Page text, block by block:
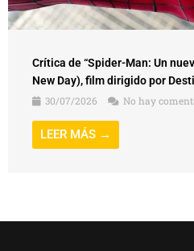
Crítica de “Spider-Man: Un
New Day), film dirigido por
30/07/2026
No hay
LEER MÁS →